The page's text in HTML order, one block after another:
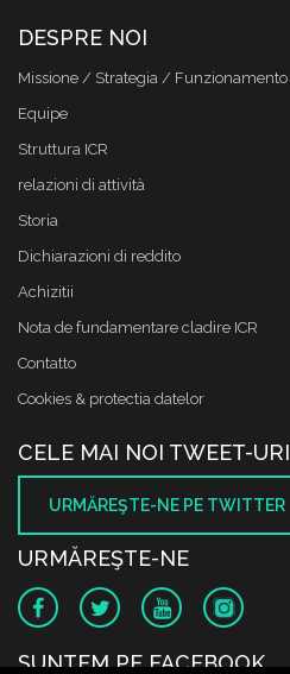
DESPRE NOI
Missione / Strategia / Funzionamento
Equipe
Struttura ICR
relazioni di attività
Storia
Dichiarazioni di reddito
Achizitii
Nota de fundamentare cladire ICR
Contatto
Cookies & protectia datelor
CELE MAI NOI TWEET-URI
URMĂREŞTE-NE PE TWITTER
URMĂREŞTE-NE
SUNTEM PE FACEBOOK